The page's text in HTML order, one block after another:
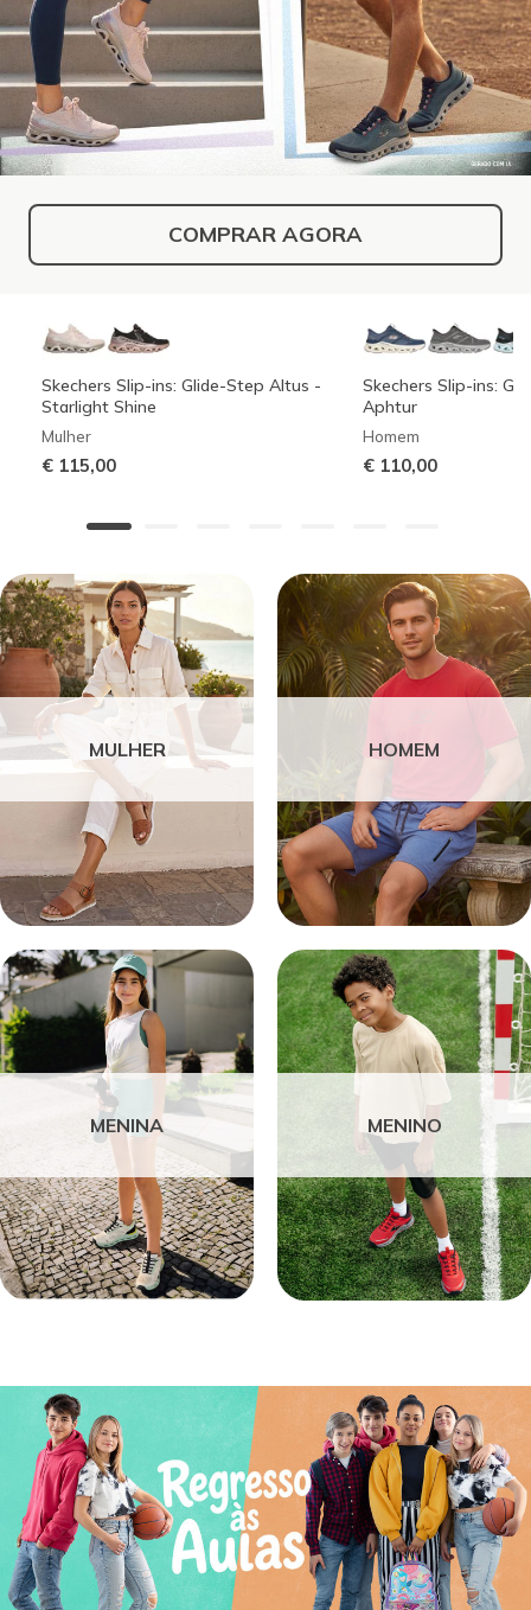
COMPRAR AGORA
Skechers Slip-ins: Glide-Step Altus -
Starlight Shine
Mulher
€ 115,00
Skechers Slip-ins:
Aphtur
Homem
€ 110,00
MULHER HOMEM
MENINA MENINO